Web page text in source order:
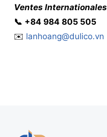
Ventes Internationales
📞 ‭‭+84 984 805 505
✉️ lanhoang@dulico.vn